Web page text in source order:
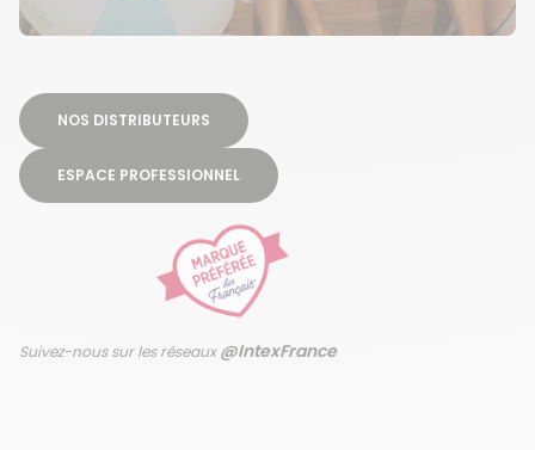
NOS DISTRIBUTEURS
ESPACE PROFESSIONNEL
Suivez-nous sur les réseaux@IntexFrance